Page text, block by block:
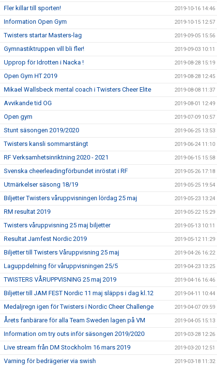
Fler killar till sporten! 2019-10-16 14:46
Information Open Gym 2019-10-15 12:57
Twisters startar Masters-lag 2019-09-05 15:56
Gymnastiktruppen vill bli fler! 2019-09-03 10:11
Upprop för Idrotten i Nacka ! 2019-08-28 15:19
Open Gym HT 2019 2019-08-28 12:45
Mikael Wallsbeck mental coach i Twisters Cheer Elite 2019-08-08 11:37
Avvikande tid OG 2019-08-01 12:49
Open gym 2019-07-09 10:57
Stunt säsongen 2019/2020 2019-06-25 13:53
Twisters kansli sommarstängt 2019-06-24 11:10
RF Verksamhetsinriktning 2020 - 2021 2019-06-15 15:58
Svenska cheerleadingförbundet inröstat i RF 2019-05-26 17:18
Utmärkelser säsong 18/19 2019-05-25 19:54
Biljetter Twisters våruppvisningen lördag 25 maj 2019-05-23 13:24
RM resultat 2019 2019-05-22 15:29
Twisters våruppvisning 25 maj biljetter 2019-05-13 10:11
Resultat Jamfest Nordic 2019 2019-05-12 11:29
Biljetter till Twisters Våruppvisning 25 maj 2019-04-26 16:22
Laguppdelning för våruppvisningen 25/5 2019-04-23 13:25
TWISTERS VÅRUPPVISNING 25 maj 2019 2019-04-16 16:46
Biljetter till JAM FEST Nordic 11 maj släpps i dag kl.12 2019-04-11 10:44
Medaljregn igen för Twisters i Nordic Cheer Challenge 2019-04-07 09:59
Årets fanbärare för alla Team Sweden lagen på VM 2019-04-05 15:13
Information om try outs inför säsongen 2019/2020 2019-03-28 12:26
Live stream från DM Stockholm 16 mars 2019 2019-03-20 12:51
Varning för bedrägerier via swish 2019-03-18 11:32